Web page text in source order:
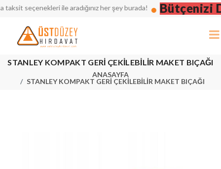
seçenekleri ile aradığınız her şey burada! Bütçenizi
STANLEY KOMPAKT GERİ ÇEKİLEBİLİR MAKET BIÇAĞI
ANASAYFA
STANLEY KOMPAKT GERİ ÇEKİLEBİLİR MAKET BIÇAĞI